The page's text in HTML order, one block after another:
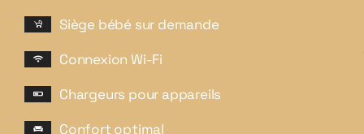
Siège bébé sur demande
Connexion Wi-Fi
Chargeurs pour appareils
Confort optimal